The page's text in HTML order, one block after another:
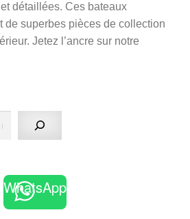
détaillées. Ces bateaux
de superbes pièces de collection
Jetez l’ancre sur notre
WhatsApp